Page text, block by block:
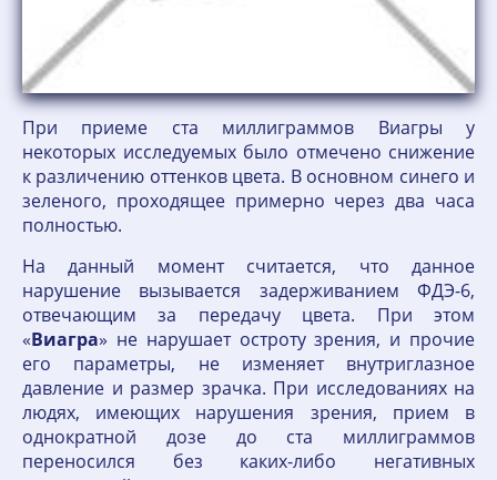
При приеме ста миллиграммов Виагры у
некоторых исследуемых было отмечено снижение
к различению оттенков цвета. В основном синего и
зеленого, проходящее примерно через два часа
полностью.
На данный момент считается, что данное
нарушение вызывается задерживанием ФДЭ-6,
отвечающим за передачу цвета. При этом
«Виагра» не нарушает остроту зрения, и прочие
его параметры, не изменяет внутриглазное
давление и размер зрачка. При исследованиях на
людях, имеющих нарушения зрения, прием в
однократной дозе до ста миллиграммов
переносился без каких-либо негативных